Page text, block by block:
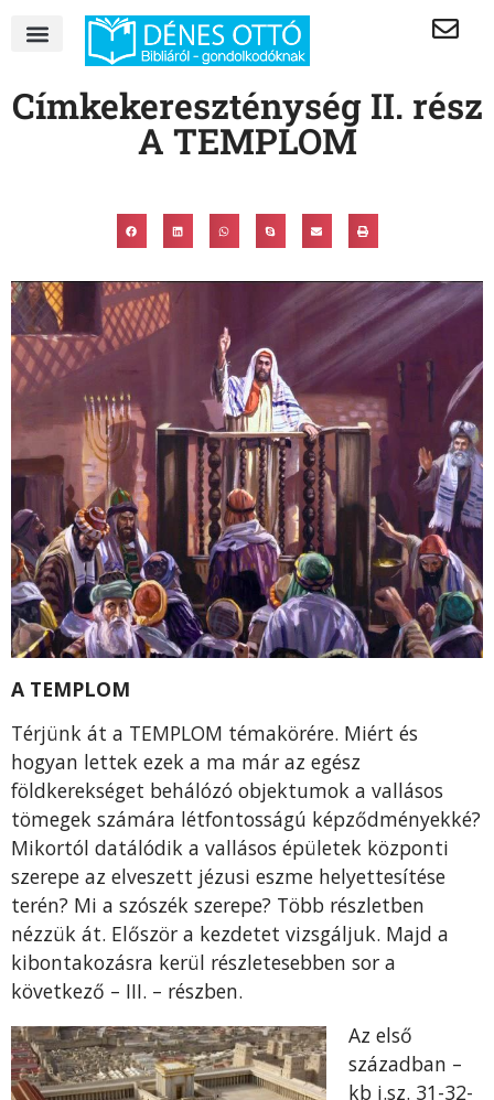
Címkekereszténység II. rész
A TEMPLOM
A TEMPLOM
Térjünk át a TEMPLOM témakörére. Miért és
hogyan lettek ezek a ma már az egész
földkerekséget behálózó objektumok a vallásos
tömegek számára létfontosságú képződményekké?
Mikortól datálódik a vallásos épületek központi
szerepe az elveszett jézusi eszme helyettesítése
terén? Mi a szószék szerepe? Több részletben
nézzük át. Először a kezdetet vizsgáljuk. Majd a
kibontakozásra kerül részletesebben sor a
következő – III. – részben.
Az első
században –
kb i.sz. 31-32-